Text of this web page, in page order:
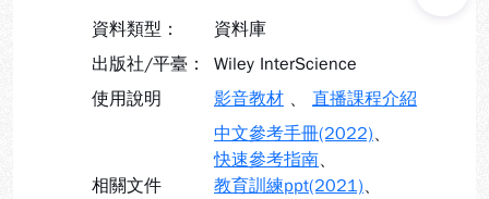
資料類型：
資料庫
出版社/平臺：
Wiley InterScience
使用說明
影音教材 、 直播課程介紹
相關文件
中文參考手冊(2022)、
快速參考指南、
教育訓練ppt(2021)、